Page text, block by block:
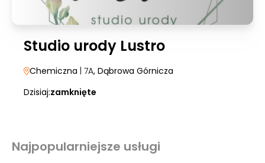
Studio urody Lustro
Chemiczna | 7A, Dąbrowa Górnicza
Dzisiaj:zamknięte
Najpopularniejsze usługi